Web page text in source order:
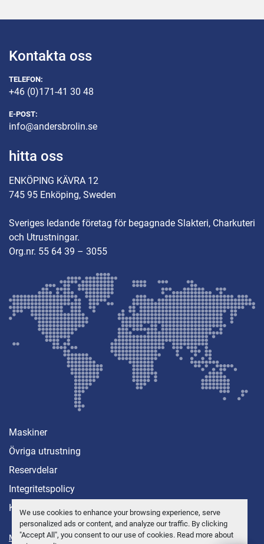
We use cookies to enhance your browsing experience, serve
personalized ads or content, and analyze our traffic. By clicking
"Accept All", you consent to our use of cookies. Read more about
Kontakta oss
TELEFON:
+46 (0)171-41 30 48
E-POST:
info@andersbrolin.se
hitta oss
ENKÖPING KÄVRA 12
745 95 Enköping, Sweden
Sveriges ledande företag för begagnade Slakteri, Charkuteri
och Utrustningar.
Org.nr. 55 64 39 – 3055
Maskiner
Övriga utrustning
Reservdelar
Integritetspolicy
Kontakt
Manage Cookies